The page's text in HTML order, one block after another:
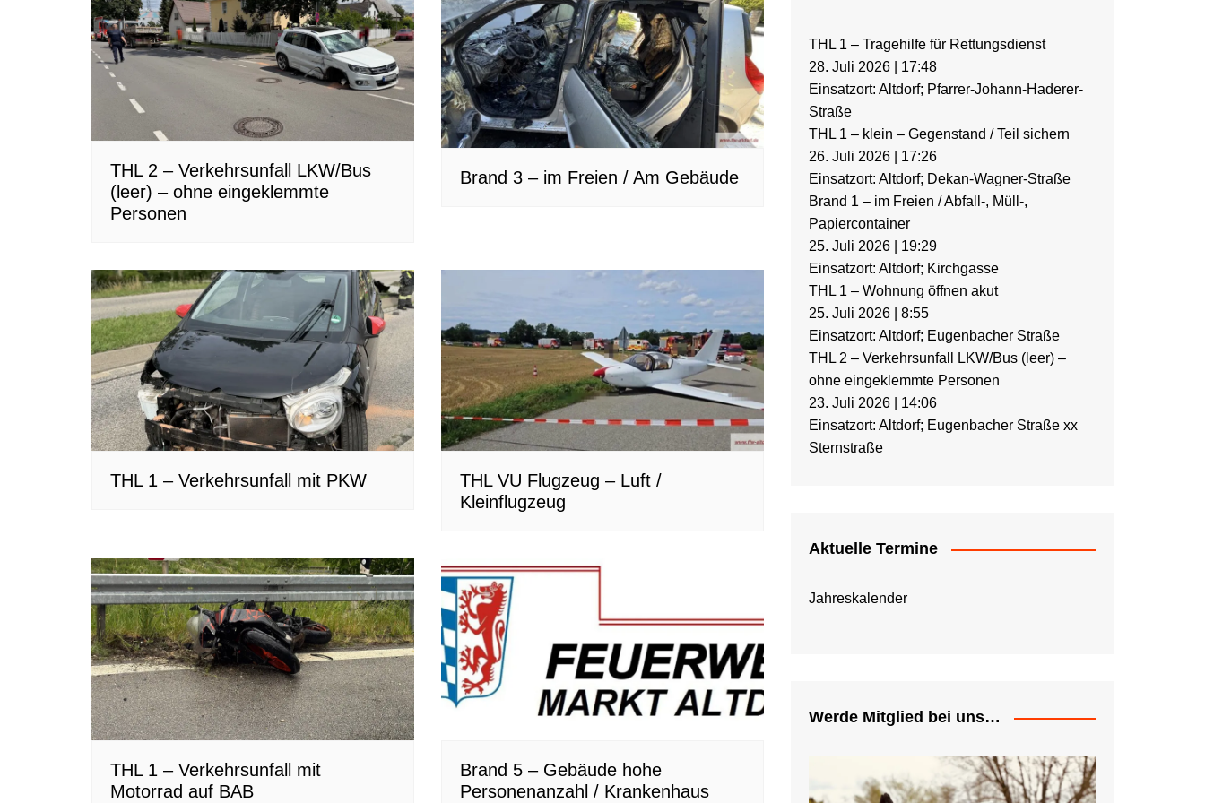
THL 2 – Verkehrsunfall LKW/Bus
(leer) – ohne eingeklemmte
Personen
Brand 3 – im Freien / Am Gebäude
THL 1 – Verkehrsunfall mit PKW
THL VU Flugzeug – Luft /
Kleinflugzeug
THL 1 – Verkehrsunfall mit
Motorrad auf BAB
Brand 5 – Gebäude hohe
Personenanzahl / Krankenhaus
THL 1 – Tragehilfe für Rettungsdienst
28. Juli 2026
17:48
Einsatzort: Altdorf; Pfarrer-Johann-Haderer-
Straße
THL 1 – klein – Gegenstand / Teil sichern
26. Juli 2026
17:26
Einsatzort: Altdorf; Dekan-Wagner-Straße
Brand 1 – im Freien / Abfall-, Müll-,
Papiercontainer
25. Juli 2026
19:29
Einsatzort: Altdorf; Kirchgasse
THL 1 – Wohnung öffnen akut
25. Juli 2026
8:55
Einsatzort: Altdorf; Eugenbacher Straße
THL 2 – Verkehrsunfall LKW/Bus (leer) –
ohne eingeklemmte Personen
23. Juli 2026
14:06
Einsatzort: Altdorf; Eugenbacher Straße xx
Sternstraße
Aktuelle Termine
Jahreskalender
Werde Mitglied bei uns…